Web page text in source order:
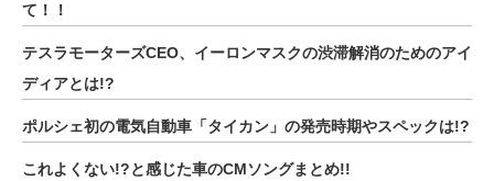
て！！
テスラモーターズCEO、イーロンマスクの渋滞解消のためのアイ
ディアとは!?
ポルシェ初の電気自動車「タイカン」の発売時期やスペックは!?
これよくない!?と感じた車のCMソングまとめ!!